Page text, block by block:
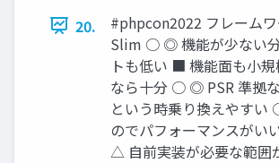
20.
#phpcon2022 フレーム
Slim ○ ◎ 機能が少ない
トも低い ■ 機能面も小
なら十分 ○ ◎ PSR 準拠
という時乗り換えやす
のでパフォーマンスがい
△ 自前実装が必要な範囲